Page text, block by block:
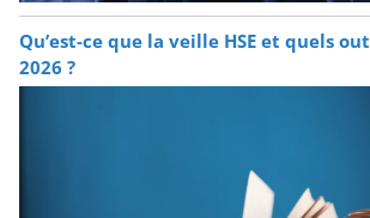
Qu’est-ce que la veille HSE et quels
2026 ?